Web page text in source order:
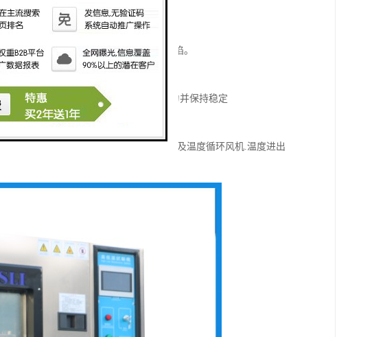
时可密封）。
及静电喷涂表面平整，无磕碰划伤等缺陷。
制对流垂直循环，使实验箱内的温度均匀并保持稳定
需求制作）
氩弧焊制作而成，本试验箱的加热系统及温度循环风机.温度进出